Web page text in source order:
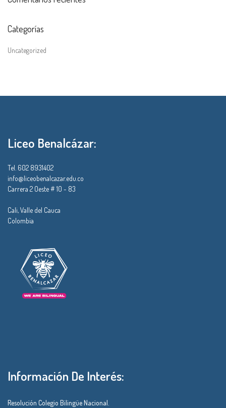
Categorías
Uncategorized
Liceo Benalcázar:
Tel. 602 8931402
info@liceobenalcazar.edu.co
Carrera 2 Oeste # 10 - 83
Cali, Valle del Cauca
Colombia
Información De Interés:
Resolución Colegio Bilingüe Nacional.